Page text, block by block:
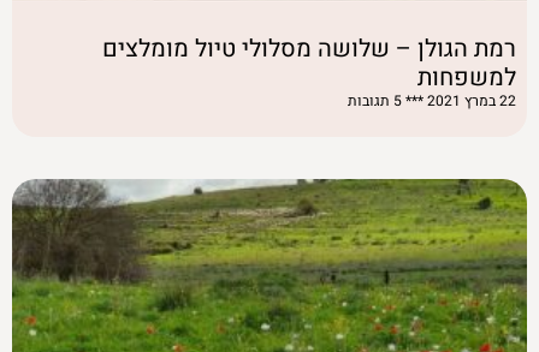
רמת הגולן – שלושה מסלולי טיול מומלצים
למשפחות
22 במרץ 2021